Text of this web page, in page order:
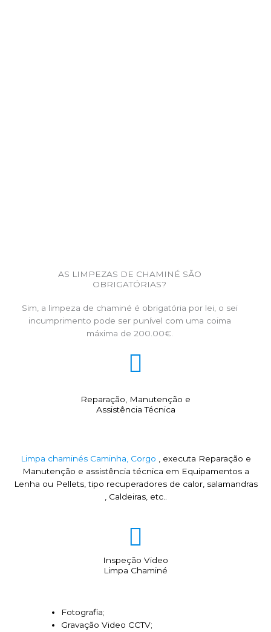
AS LIMPEZAS DE CHAMINÉ SÃO
OBRIGATÓRIAS?
Sim, a limpeza de chaminé é obrigatória por lei, o sei
incumprimento pode ser punível com uma coima
máxima de 200.00€.
Reparação, Manutenção e
Assistência Técnica
Limpa chaminés Caminha, Corgo , executa Reparação e
Manutenção e assistência técnica em Equipamentos a
Lenha ou Pellets, tipo recuperadores de calor, salamandras
, Caldeiras, etc..
Inspeção Video
Limpa Chaminé
Fotografia;
Gravação Video CCTV;